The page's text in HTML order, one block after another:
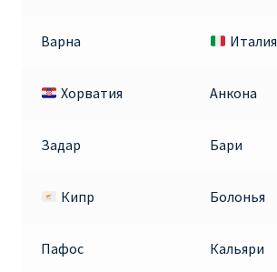
Варна Италия
Хорватия Анкона
Задар Бари
Кипр Болонья
Пафос Кальяри